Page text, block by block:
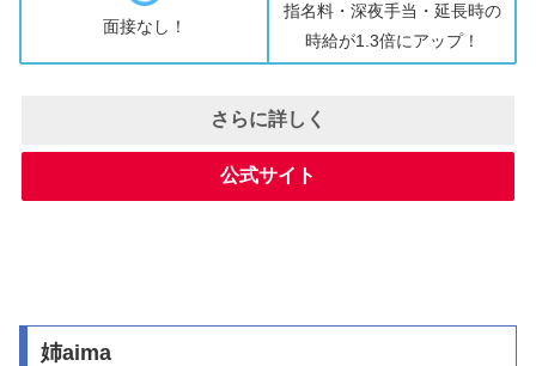
面接なし！
指名料・深夜手当・延長時の
時給が1.3倍にアップ！
さらに詳しく
公式サイト
姉aima